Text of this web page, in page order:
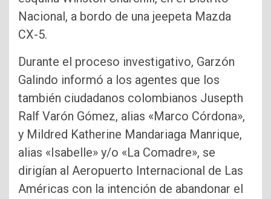
Nacional, a bordo de una jeepeta Mazda
CX-5.
Durante el proceso investigativo, Garzón
Galindo informó a los agentes que los
también ciudadanos colombianos Jusepth
Ralf Varón Gómez, alias «Marco Córdona»,
y Mildred Katherine Mandariaga Manrique,
alias «Isabelle» y/o «La Comadre», se
dirigían al Aeropuerto Internacional de Las
Américas con la intención de abandonar el